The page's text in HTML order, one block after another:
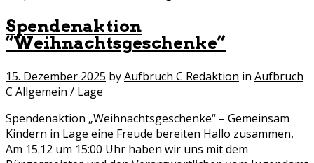
Spendenaktion
“Weihnachtsgeschenke”
15. Dezember 2025 byAufbruch C Redaktion in Aufbruch
C Allgemein / Lage
Spendenaktion „Weihnachtsgeschenke“ – Gemeinsam
Kindern in Lage eine Freude bereiten Hallo zusammen,
Am 15.12 um 15:00 Uhr haben wir uns mit dem